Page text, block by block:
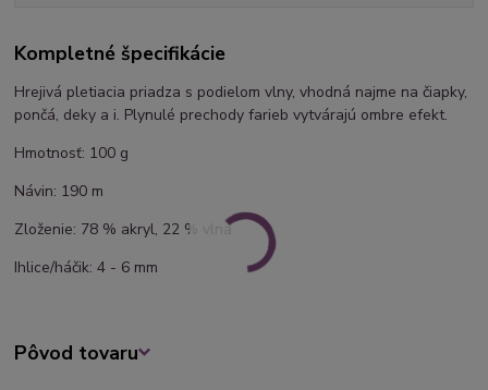
Kompletné špecifikácie
Hrejivá pletiacia priadza s podielom vlny, vhodná najme na čiapky,
pončá, deky a i. Plynulé prechody farieb vytvárajú ombre efekt.
Hmotnosť: 100 g
Návin: 190 m
Zloženie: 78 % akryl, 22 % vlna
Ihlice/háčik: 4 - 6 mm
Pôvod tovaru